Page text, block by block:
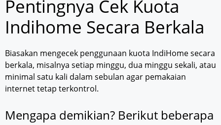
Pentingnya Cek Kuota
Indihome Secara Berkala
Biasakan mengecek penggunaan kuota IndiHome secara
berkala, misalnya setiap minggu, dua minggu sekali, atau
minimal satu kali dalam sebulan agar pemakaian
internet tetap terkontrol.
Mengapa demikian? Berikut beberapa